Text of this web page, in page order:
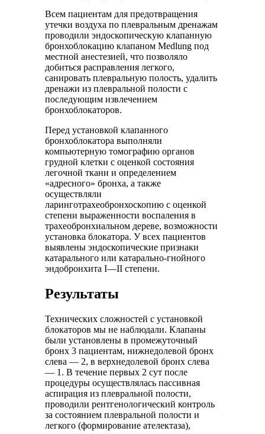
Всем пациентам для предотвращения
утечки воздуха по плевральным дренажам
проводили эндоскопическую клапанную
бронхоблокацию клапаном Medlung под
местной анестезией, что позволяло
добиться расправления легкого,
санировать плевральную полость, удалить
дренажи из плевральной полости с
последующим извлечением
бронхоблокаторов.
Перед установкой клапанного
бронхоблокатора выполняли
компьютерную томографию органов
грудной клетки с оценкой состояния
легочной ткани и определением
«адресного» бронха, а также
осуществляли
ларинготрахеобронхоскопию с оценкой
степени выраженности воспаления в
трахеобронхиальном дереве, возможности
установка блокатора. У всех пациентов
выявлены эндоскопические признаки
катарального или катарально-гнойного
эндобронхита I—II степени.
Результаты
Технических сложностей с установкой
блокаторов мы не наблюдали. Клапаны
были установлены в промежуточный
бронх 3 пациентам, нижнедолевой бронх
слева — 2, в верхнедолевой бронх слева
— 1. В течение первых 2 сут после
процедуры осуществлялась пассивная
аспирация из плевральной полости,
проводили рентгенологический контроль
за состоянием плевральной полости и
легкого (формирование ателектаза),